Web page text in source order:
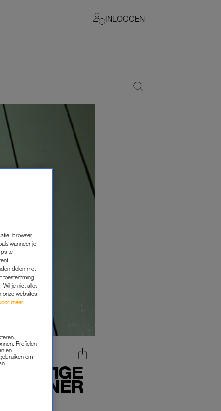
INLOGGEN
browser
wanneer je
te
delen met
toestemming
Wil je niet alles
onze websites
meer
Profielen
en
om